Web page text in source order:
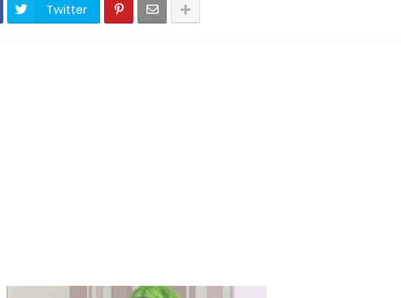
São Vicente do Seridó - PB, Primeiro torneio de Pênaltis é realizado
Twitter